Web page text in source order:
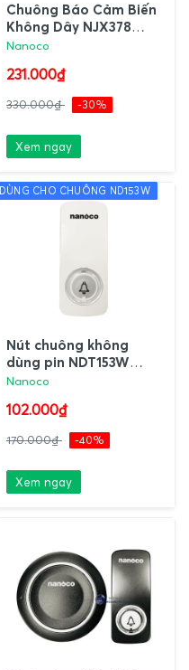
Chuông Báo Cảm Biến
Không Dây NJX378
Nanoco
Nanoco
231.000₫
330.000₫ -30%
Xem ngay
DÙNG CHO CHUÔNG ND153W
Nút chuông không
dùng pin NDT153W
Nanoco
Nanoco
102.000₫
170.000₫ -40%
Xem ngay